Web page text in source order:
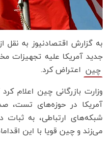
به گزارش اقتصادنیوز به
جدید آمریکا علیه تجهیزات
چین اعتراض کرد.
وزارت بازرگانی چین اعلام
آمریکا در حوزه‌های تست،
شبکه‌های ارتباطی، به ثبات
می‌زند و چین قویا با این